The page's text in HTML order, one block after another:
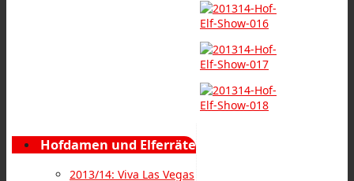
Hofdamen und Elferräte
2013/14: Viva Las Vegas